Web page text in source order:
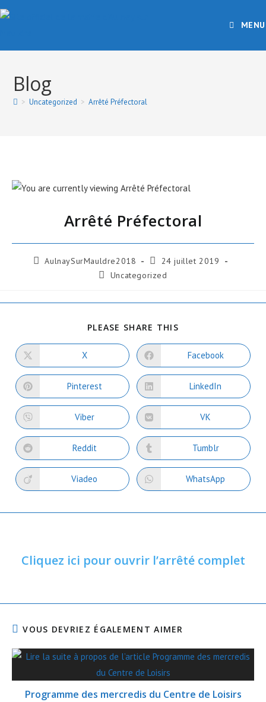
MENU
Blog
> Uncategorized > Arrêté Préfectoral
Arrêté Préfectoral
AulnaySurMauldre2018
24 juillet 2019
Uncategorized
PLEASE SHARE THIS
X Facebook
Pinterest LinkedIn
Viber VK
Reddit Tumblr
Viadeo WhatsApp
Cliquez ici pour ouvrir l’arrêté complet
VOUS DEVRIEZ ÉGALEMENT AIMER
Programme des mercredis du Centre de Loisirs